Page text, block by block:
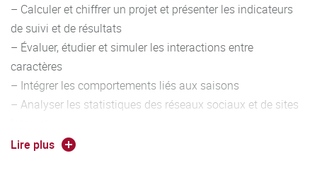
– Calculer et chiffrer un projet et présenter les indicateurs
de suivi et de résultats
– Évaluer, étudier et simuler les interactions entre
caractères
– Intégrer les comportements liés aux saisons
– Analyser les statistiques des réseaux sociaux et de sites
– Mesurer le degré de dépendance entre deux variables
Lire plus